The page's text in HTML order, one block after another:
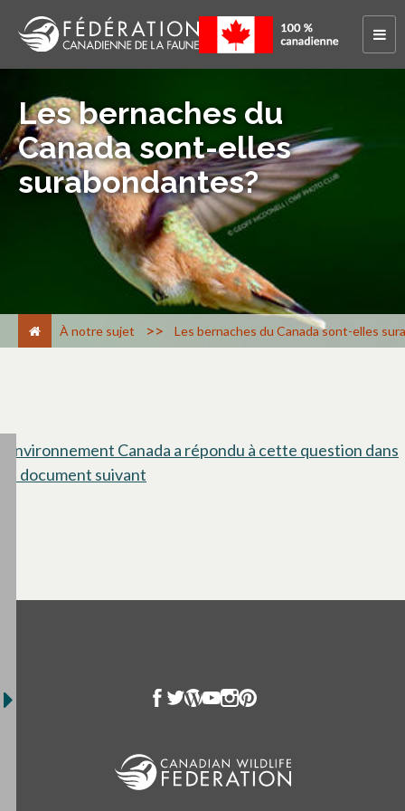
Les bernaches du
Canada sont-elles
surabondantes?
À notre sujet > Les bernaches du Canada sont-elles
Environnement Canada a répondu à cette question dans
le document suivant